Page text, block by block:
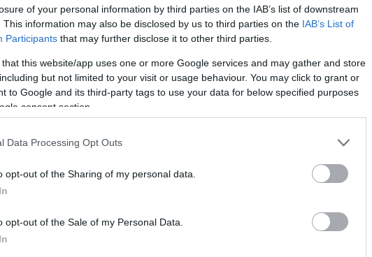
of your personal information by third parties on the IAB’s list of downstream
This information may also be disclosed by us to third parties on the IAB’s List of
Participants that may further disclose it to other third parties.
that this website/app uses one or more Google services and may gather and store
but not limited to your visit or usage behaviour. You may click to grant or
to Google and its third-party tags to use your data for below specified purposes
consent section.
Data Processing Opt Outs
opt-out of the Sharing of my personal data.
opt-out of the Sale of my Personal Data.
Potrebbero piacerti anche
monouso Milwaukee
agli oli, benzina S-XL
Respiratore 3M 6800 pieno facciale